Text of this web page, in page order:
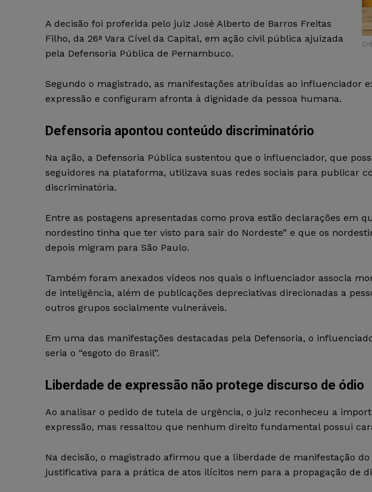
A decisão foi proferida pelo juiz José Alberto de Barros Freitas
Filho, da 26ª Vara Cível da Capital, em ação civil pública ajuizada
pela Defensoria Pública de Pernambuco.
Segundo o magistrado, as manifestações atribuídas ao influenciador
expressão e configuram afronta à dignidade da pessoa humana.
Defensoria apontou conteúdo discriminatório
Na ação, a Defensoria Pública sustentou que o influenciador, que
seguidores na plataforma, utilizava suas redes sociais para publicar
discriminatória.
Entre as postagens apresentadas como prova estão declarações em
nordestino tinha que ter visto para sair do Nordeste” e que os
depois migram para São Paulo.
Também foram anexados vídeos nos quais o influenciador associa
de inteligência, além de publicações depreciativas direcionadas a
outros grupos socialmente vulneráveis.
Em uma das manifestações destacadas pela Defensoria, o
seria o “esgoto do Brasil”.
Liberdade de expressão não protege discurso de ódio
Ao analisar o pedido de tutela de urgência, o juiz reconheceu a
expressão, mas ressaltou que nenhum direito fundamental possui
Na decisão, o magistrado afirmou que a liberdade de manifestação
justificativa para a prática de atos ilícitos nem para a propagação de